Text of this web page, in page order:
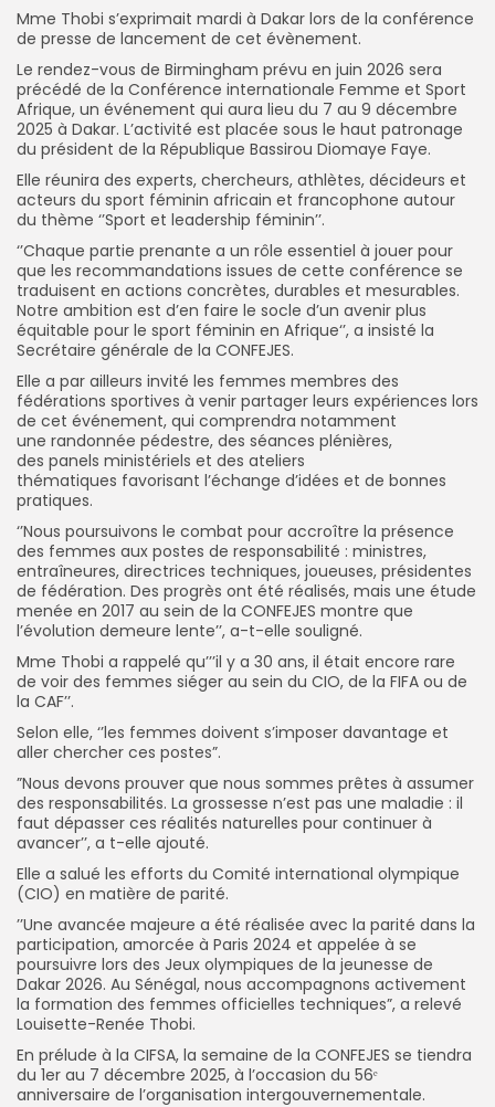
Mme Thobi s’exprimait mardi à Dakar lors de la conférence
de presse de lancement de cet évènement.
Le rendez-vous de Birmingham prévu en juin 2026 sera
précédé de la Conférence internationale Femme et Sport
Afrique, un événement qui aura lieu du 7 au 9 décembre
2025 à Dakar. L’activité est placée sous le haut patronage
du président de la République Bassirou Diomaye Faye.
Elle réunira des experts, chercheurs, athlètes, décideurs et
acteurs du sport féminin africain et francophone autour
du thème ‘’Sport et leadership féminin’’.
‘’Chaque partie prenante a un rôle essentiel à jouer pour
que les recommandations issues de cette conférence se
traduisent en actions concrètes, durables et mesurables.
Notre ambition est d’en faire le socle d’un avenir plus
équitable pour le sport féminin en Afrique‘’, a insisté la
Secrétaire générale de la CONFEJES.
Elle a par ailleurs invité les femmes membres des
fédérations sportives à venir partager leurs expériences lors
de cet événement, qui comprendra notamment
une randonnée pédestre, des séances plénières,
des panels ministériels et des ateliers
thématiques favorisant l’échange d’idées et de bonnes
pratiques.
‘’Nous poursuivons le combat pour accroître la présence
des femmes aux postes de responsabilité : ministres,
entraîneures, directrices techniques, joueuses, présidentes
de fédération. Des progrès ont été réalisés, mais une étude
menée en 2017 au sein de la CONFEJES montre que
l’évolution demeure lente’’, a-t-elle souligné.
Mme Thobi a rappelé qu’’’il y a 30 ans, il était encore rare
de voir des femmes siéger au sein du CIO, de la FIFA ou de
la CAF’’.
Selon elle, ‘’les femmes doivent s’imposer davantage et
aller chercher ces postes”.
”Nous devons prouver que nous sommes prêtes à assumer
des responsabilités. La grossesse n’est pas une maladie : il
faut dépasser ces réalités naturelles pour continuer à
avancer’’, a t-elle ajouté.
Elle a salué les efforts du Comité international olympique
(CIO) en matière de parité.
’’Une avancée majeure a été réalisée avec la parité dans la
participation, amorcée à Paris 2024 et appelée à se
poursuivre lors des Jeux olympiques de la jeunesse de
Dakar 2026. Au Sénégal, nous accompagnons activement
la formation des femmes officielles techniques”, a relevé
Louisette-Renée Thobi.
En prélude à la CIFSA, la semaine de la CONFEJES se tiendra
du 1er au 7 décembre 2025, à l’occasion du 56ᵉ
anniversaire de l’organisation intergouvernementale.